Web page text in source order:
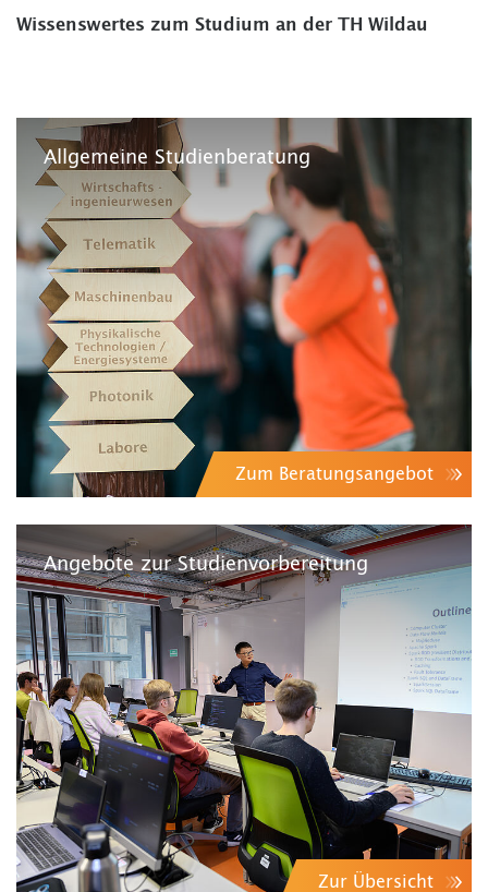
Wissenswertes zum Studium an der TH Wildau
Allgemeine Studienberatung
Zum Beratungsangebot
Angebote zur Studienvorbereitung
Zur Übersicht